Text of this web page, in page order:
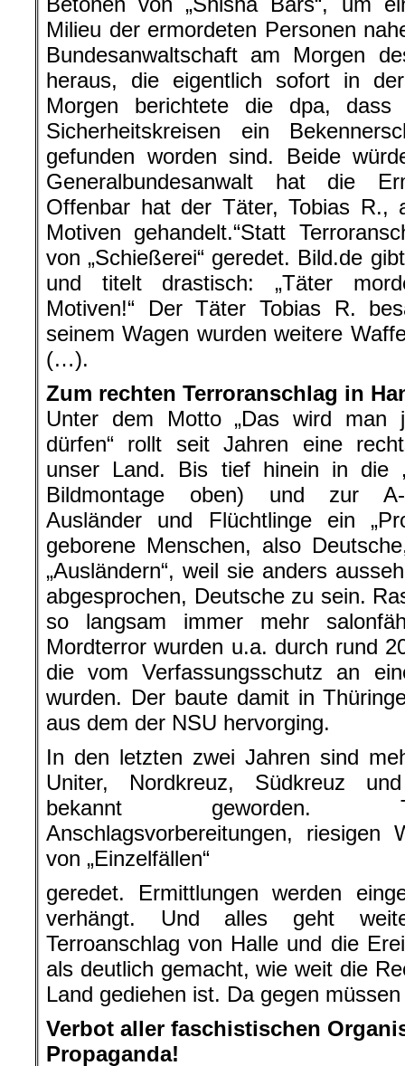
Milieu der ermordeten Personen
Bundesanwaltschaft am Morgen
heraus, die eigentlich sofort in
Morgen berichtete die dpa, dass
Sicherheitskreisen ein
gefunden worden sind. Beide
Generalbundesanwalt hat die
Offenbar hat der Täter, Tobias R.,
Motiven gehandelt.“Statt
von „Schießerei“ geredet. Bild.de
und titelt drastisch: „Täter
Motiven!“ Der Täter Tobias R.
seinem Wagen wurden weitere
(…).
Zum rechten Terroranschlag in
Unter dem Motto „Das wird man
dürfen“ rollt seit Jahren eine
unser Land. Bis tief hinein in die
Bildmontage oben) und zur A-
Ausländer und Flüchtlinge ein
geborene Menschen, also
„Ausländern“, weil sie anders
abgesprochen, Deutsche zu sein.
so langsam immer mehr
Mordterror wurden u.a. durch rund
die vom Verfassungsschutz an
wurden. Der baute damit in
aus dem der NSU hervorging.
In den letzten zwei Jahren sind
Uniter, Nordkreuz, Südkreuz
bekannt geworden.
Anschlagsvorbereitungen, riesigen
von „Einzelfällen“
geredet. Ermittlungen werden
verhängt. Und alles geht
Terroanschlag von Halle und die
als deutlich gemacht, wie weit die
Land gediehen ist. Da gegen
Verbot aller faschistischen
Propaganda!